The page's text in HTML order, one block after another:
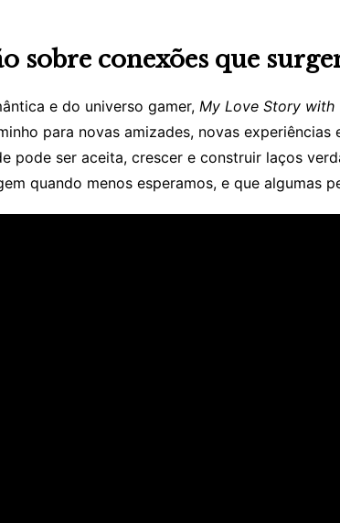
sobre conexões que
e do universo gamer, My Love Story with
para novas amizades, novas
pode ser aceita, crescer e construir laços
quando menos esperamos, e que algumas